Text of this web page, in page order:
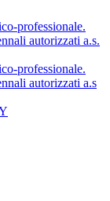
professionale.
autorizzati a.s.
professionale.
autorizzati a.s